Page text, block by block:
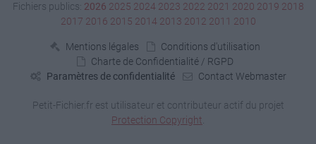
Fichiers publics: 2026 2025 2024 2023 2022 2021 2020 2019 2018
2017 2016 2015 2014 2013 2012 2011 2010
Mentions légales
Conditions d'utilisation
Charte de Confidentialité / RGPD
Paramètres de confidentialité
Contact Webmaster
Petit-Fichier.fr est utilisateur et contributeur actif du projet
Protection Copyright